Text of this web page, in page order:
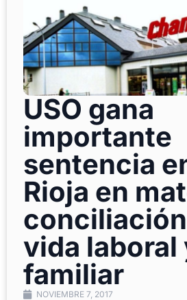
USO gana
importante
sentencia
Rioja en
vida laboral
familiar
NOVIEMBRE 7, 2017